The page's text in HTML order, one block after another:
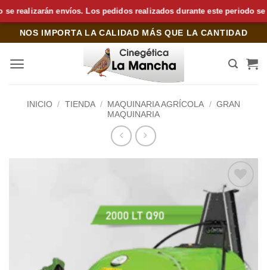
realizarán envíos. Los pedidos realizados durante este periodo se
Saltar
contenido
NOS IMPORTA LA CALIDAD MÁS QUE LA CANTIDAD
INICIO / TIENDA / MAQUINARIA AGRÍCOLA / GRAN
MAQUINARIA
Añadir
a la
lista de
deseos